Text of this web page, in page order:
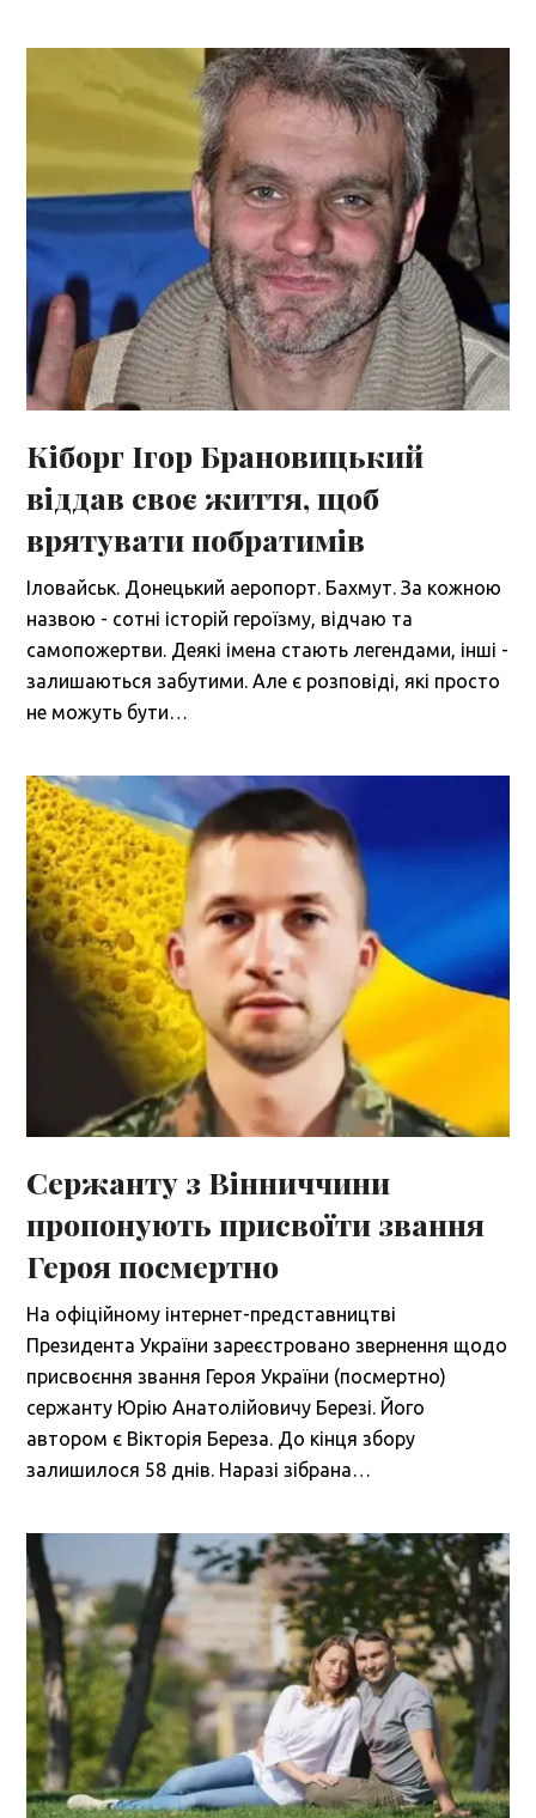
Кіборг Ігор Брановицький
віддав своє життя, щоб
врятувати побратимів
Іловайськ. Донецький аеропорт. Бахмут. За кожною
назвою - сотні історій героїзму, відчаю та
самопожертви. Деякі імена стають легендами, інші -
залишаються забутими. Але є розповіді, які просто
не можуть бути…
Сержанту з Вінниччини
пропонують присвоїти звання
Героя посмертно
На офіційному інтернет-представництві
Президента України зареєстровано звернення щодо
присвоєння звання Героя України (посмертно)
сержанту Юрію Анатолійовичу Березі. Його
автором є Вікторія Береза. До кінця збору
залишилося 58 днів. Наразі зібрана…